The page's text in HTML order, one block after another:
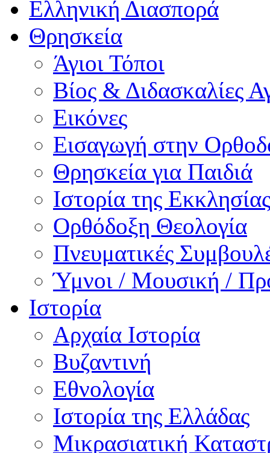
Ελληνική Διασπορά
Θρησκεία
Άγιοι Τόποι
Βίος & Διδασκαλίες
Εικόνες
Εισαγωγή στην
Θρησκεία για Παιδιά
Ιστορία της Εκκλησίας
Ορθόδοξη Θεολογία
Πνευματικές
Ύμνοι / Μουσική /
Ιστορία
Αρχαία Ιστορία
Βυζαντινή
Εθνολογία
Ιστορία της Ελλάδας
Μικρασιατική